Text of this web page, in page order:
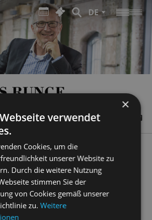
DE
RUNGE
Chorleitung
witwe“ Chorleitung
“ Chorleitung
×
verwendet
Cookies, um die
unserer Website zu
Durch die weitere Nutzung
stimmen Sie der
von Cookies gemäß unserer
zu.Weitere